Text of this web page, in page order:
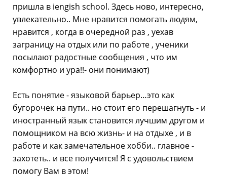
пришла в iengish school. Здесь ново, интересно,
увлекательно.. Мне нравится помогать людям,
нравится , когда в очередной раз , уехав
заграницу на отдых или по работе , ученики
посылают радостные сообщения , что им
комфортно и ура!!- они понимают)
Есть понятие - языковой барьер…это как
бугорочек на пути.. но стоит его перешагнуть - и
иностранный язык становится лучшим другом и
помощником на всю жизнь- и на отдыхе , и в
работе и как замечательное хобби.. главное -
захотеть.. и все получится! Я с удовольствием
помогу Вам в этом!